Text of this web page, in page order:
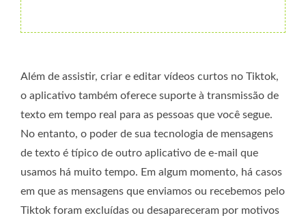
Além de assistir, criar e editar vídeos curtos no Tiktok,
o aplicativo também oferece suporte à transmissão de
texto em tempo real para as pessoas que você segue.
No entanto, o poder de sua tecnologia de mensagens
de texto é típico de outro aplicativo de e-mail que
usamos há muito tempo. Em algum momento, há casos
em que as mensagens que enviamos ou recebemos pelo
Tiktok foram excluídas ou desapareceram por motivos